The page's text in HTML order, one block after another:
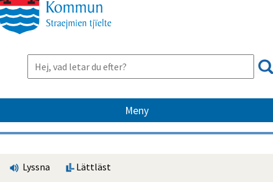
Meny
Lyssna Lättläst